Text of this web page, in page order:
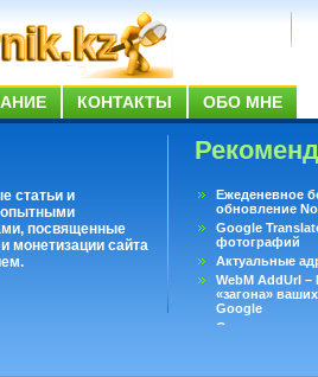
КОНТАКТЫ ОБО МНЕ
статьи и
посвященные
монетизации сайта
Ежеденевное
обновление
Google
фотографий
Актуальные
WebM AddUrl
«загона»
Google
Существует